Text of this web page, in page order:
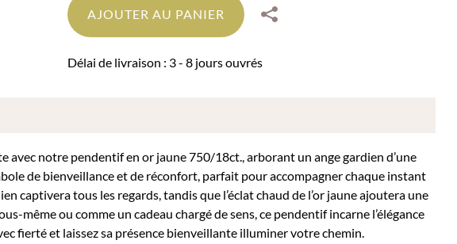
AJOUTER AU PANIER
Délai de livraison : 3 - 8 jours ouvrés
avec notre pendentif en or jaune 750/18ct., arborant un ange gardien d’une
de bienveillance et de réconfort, parfait pour accompagner chaque instant
captivera tous les regards, tandis que l’éclat chaud de l’or jaune ajoutera une
même ou comme un cadeau chargé de sens, ce pendentif incarne l’élégance
fierté et laissez sa présence bienveillante illuminer votre chemin.